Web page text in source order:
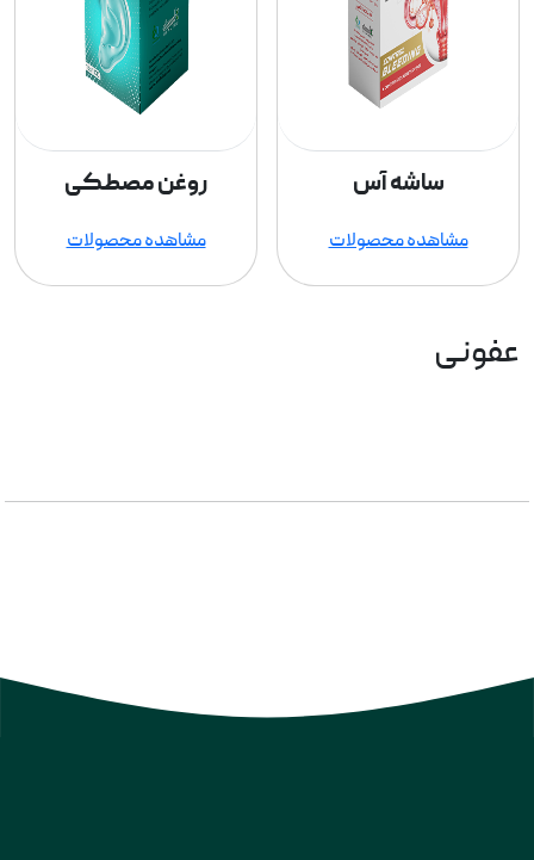
ساشه آس
مشاهده محصولات
روغن مصطکی
مشاهده محصولات
عفونی